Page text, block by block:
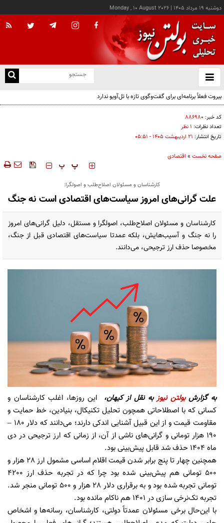
دوشنبه ۱۹ مرداد ۱۴۰۵ |
Monday , 10 August 2026
باز
و
بیروت فعلاً برنامه‌ای برای گفت‌وگوی تازه با تل‌آویو ندارد
کد خبر: ۸۸۶۹۸۰
تعداد نظرات: ۱ نظر
تاریخ انتشار: ۲۱ ارديبهشت ۱۴۰۵ - ۰۵:۵۱
صفحه نخست » اقتصادی
‍‍‍ پ پ
کارشناسان و مسئولان اصلاح‌طلب و اصولگرا:
علت گرانی‌های امروز سیاست‌های اقتصادی است نه جنگ
کارشناسان و مسئولان اصلاح‌طلب، اصولگرا و مستقل، دلیل گرانی‌های امروز
را نه جنگ و آسیب‌هایش، بلکه عمدتا سیاست‌های اقتصادی قبل از جنگ،
مخصوصا حذف ارز ترجیحی، می‌دانند.
به گزارشبولتن نیوزبه نقل از کیهان،
این روزها، اغلب کارشناسان و
کسانی که با اصطلاحاتی همچون تحلیل تکنیکال، بنیادین، خط حمایت و
مقاومت قیمت و از این قبیل آشنایی اندکی دارند؛ می‌دانند که دلار 180 –
190 هزار تومانی و گرانی‌های ناشی از آن، از زمانی که ارز ترجیحی در دی
ماه 1404 حذف شد قابل پیش‌بینی بود.
همچنین چهار تا پنج برابر شدن قیمت اقلام اساسی مشمول ارز 28 هزار و
500 تومانی هم پیش‌بینی شده بود چرا که در تجربه حذف ارز 4200
تومانی تجربه شده بود و به برقراری دلار 28 هزار و 500 تومانی منجر شد.
تجربه تک‌نرخی سازی در 1401 هم ناکام مانده بود.
با این‌حال برخی مسئولان عمدتاً دولتی، کارشناسان، رسانه‌ها و اشخاص